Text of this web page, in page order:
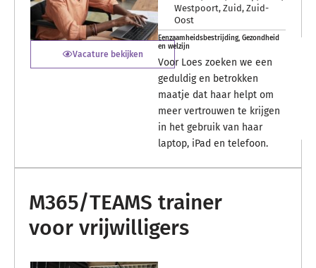
Vacature bekijken
Westpoort, Zuid, Zuid-
Oost
Eenzaamheidsbestrijding, Gezondheid
en welzijn
Voor Loes zoeken we een
geduldig en betrokken
maatje dat haar helpt om
meer vertrouwen te krijgen
in het gebruik van haar
laptop, iPad en telefoon.
M365/TEAMS trainer
voor vrijwilligers